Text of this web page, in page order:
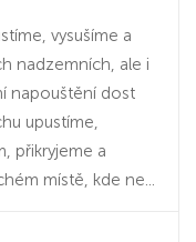
vysušíme a
nadzemních, ale i
napouštění dost
upustíme,
přikryjeme a
místě, kde ne...